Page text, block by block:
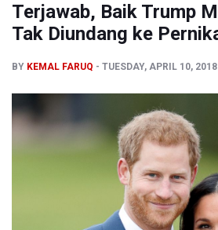
BPIP: Satu Siswa Sekolah
Terjawab, Baik Trump
Tak Diundang ke
BY KEMAL FARUQ TUESDAY, APRIL 10,